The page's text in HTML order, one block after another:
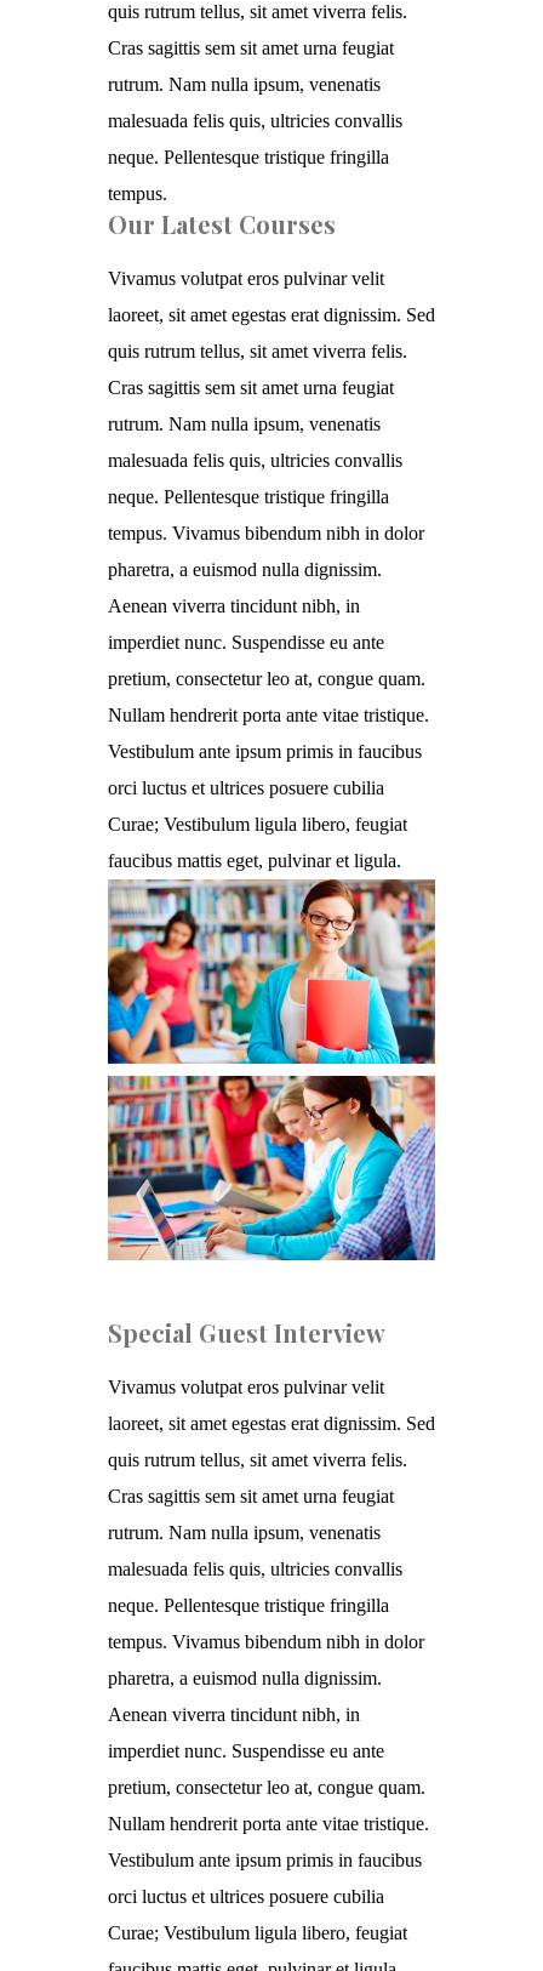
quis rutrum tellus, sit amet viverra felis.
Cras sagittis sem sit amet urna feugiat
rutrum. Nam nulla ipsum, venenatis
malesuada felis quis, ultricies convallis
neque. Pellentesque tristique fringilla
tempus.
Our Latest Courses
Vivamus volutpat eros pulvinar velit
laoreet, sit amet egestas erat dignissim. Sed
quis rutrum tellus, sit amet viverra felis.
Cras sagittis sem sit amet urna feugiat
rutrum. Nam nulla ipsum, venenatis
malesuada felis quis, ultricies convallis
neque. Pellentesque tristique fringilla
tempus. Vivamus bibendum nibh in dolor
pharetra, a euismod nulla dignissim.
Aenean viverra tincidunt nibh, in
imperdiet nunc. Suspendisse eu ante
pretium, consectetur leo at, congue quam.
Nullam hendrerit porta ante vitae tristique.
Vestibulum ante ipsum primis in faucibus
orci luctus et ultrices posuere cubilia
Curae; Vestibulum ligula libero, feugiat
faucibus mattis eget, pulvinar et ligula.
Special Guest Interview
Vivamus volutpat eros pulvinar velit
laoreet, sit amet egestas erat dignissim. Sed
quis rutrum tellus, sit amet viverra felis.
Cras sagittis sem sit amet urna feugiat
rutrum. Nam nulla ipsum, venenatis
malesuada felis quis, ultricies convallis
neque. Pellentesque tristique fringilla
tempus. Vivamus bibendum nibh in dolor
pharetra, a euismod nulla dignissim.
Aenean viverra tincidunt nibh, in
imperdiet nunc. Suspendisse eu ante
pretium, consectetur leo at, congue quam.
Nullam hendrerit porta ante vitae tristique.
Vestibulum ante ipsum primis in faucibus
orci luctus et ultrices posuere cubilia
Curae; Vestibulum ligula libero, feugiat